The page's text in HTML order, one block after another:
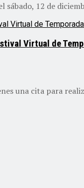
sábado, 12 de
Virtual de
una cita para